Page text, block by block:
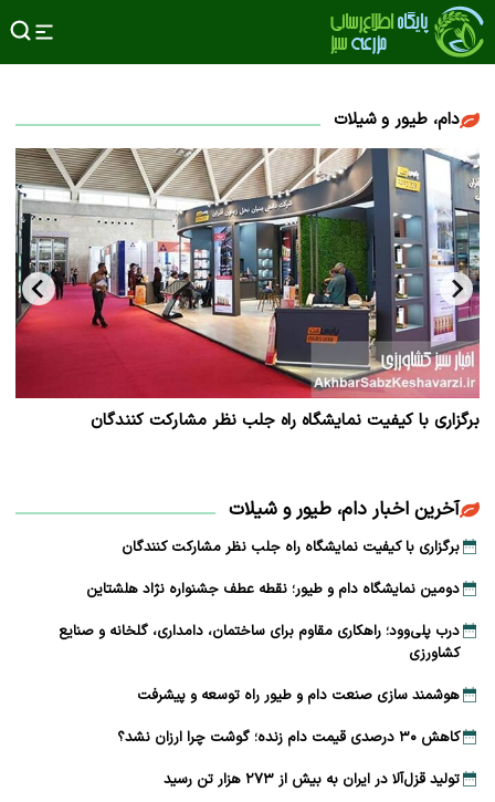
دام، طیور و شیلات
برگزاری با کیفیت نمایشگاه راه جلب نظر مشارکت‌ کنندگان
آخرین اخبار دام، طیور و شیلات
برگزاری با کیفیت نمایشگاه راه جلب نظر مشارکت‌ کنندگان
دومین نمایشگاه دام و طیور؛ نقطه عطف جشنواره نژاد هلشتاین
درب پلی‌وود؛ راهکاری مقاوم برای ساختمان، دامداری، گلخانه و صنایع
کشاورزی
هوشمند سازی صنعت دام و طیور راه توسعه و پیشرفت
کاهش ۳۰ درصدی قیمت دام زنده؛ گوشت چرا ارزان نشد؟
تولید قزل‌آلا در ایران به بیش از ۲۷۳ هزار تن رسید